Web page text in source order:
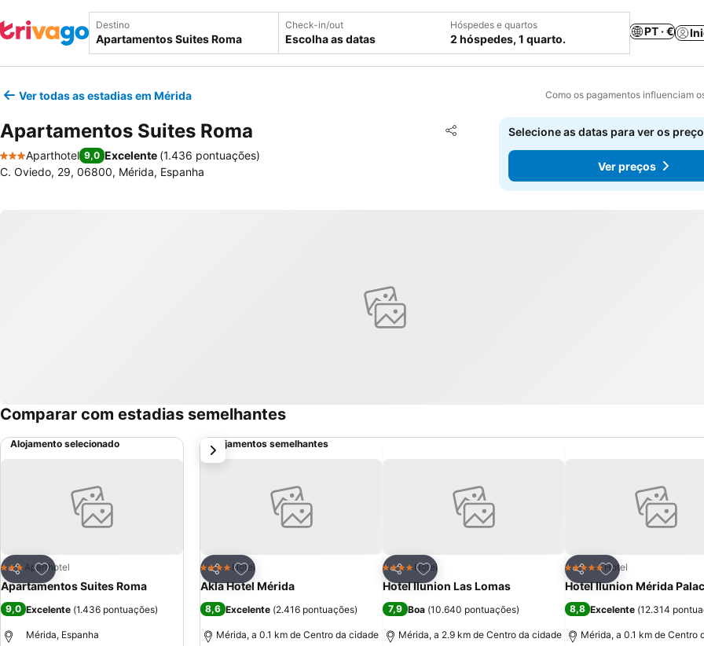
Destino Check-in/out
Escolha as datas
Hóspedes e quartos
2 hóspedes, 1 quarto.
PT · €
Ver todas as estadias em Mérida Como os pagamentos influenciam
Apartamentos Suites Roma Partilhar
Adicionar aos favoritos
3 Estrelas
Aparthotel 9,0 Excelente (1.436 pontuações)
C. Oviedo, 29, 06800, Mérida, Espanha
Selecione as datas para ver os
Ver preços
Comparar com estadias semelhantes
Alojamento selecionado
Partilhar
Adicionar aos favoritos
3 EstrelasAparthotel
Apartamentos Suites Roma
9,0 Excelente (1.436 pontuações)
Mérida, Espanha
Alojamentos semelhantes
Partilhar
Adicionar aos favoritos
4 EstrelasHotel
Akla Hotel Mérida
8,6 Excelente (2.416 pontuações)
Mérida, a 0.1 km de Centro da cidade
Partilhar
Adicionar aos favoritos
4 EstrelasHotel
Hotel Ilunion Las Lomas
7,9 Boa (10.640 pontuações)
Mérida, a 2.9 km de Centro da cidade
Partilhar
Adicionar aos
5 EstrelasHotel
Hotel Ilunion Mérida
8,8 Excelente (12.314
Mérida, a 0.1 km de Centro
próximo